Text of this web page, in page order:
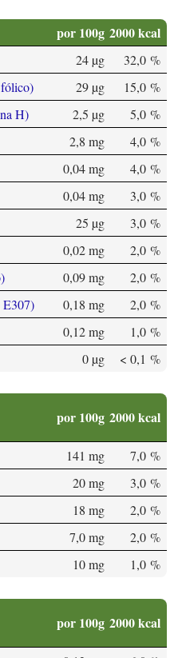
por 100g 2000 kcal
24 µg
32,0 %
29 µg
15,0 %
H)
2,5 µg
5,0 %
2,8 mg
4,0 %
0,04 mg
4,0 %
0,04 mg
3,0 %
25 µg
3,0 %
0,02 mg
2,0 %
0,09 mg
2,0 %
0,18 mg
2,0 %
0,12 mg
1,0 %
0 µg < 0,1 %
por 100g 2000 kcal
141 mg
7,0 %
20 mg
3,0 %
18 mg
2,0 %
7,0 mg
2,0 %
10 mg 1,0 %
por 100g 2000 kcal